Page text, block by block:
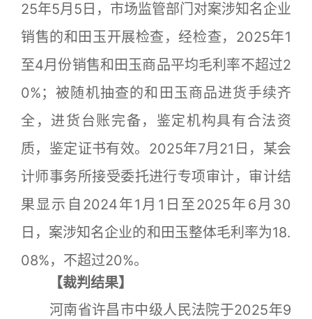
25年5月5日，市场监管部门对案涉知名企业
销售的和田玉开展检查，经检查，2025年1
至4月份销售和田玉商品平均毛利率不超过2
0%；被随机抽查的和田玉商品进货手续齐
全，进货台账完备，鉴定机构具有合法资
质，鉴定证书有效。2025年7月21日，某会
计师事务所接受委托进行专项审计，审计结
果显示自2024年1月1日至2025年6月30
日，案涉知名企业的和田玉整体毛利率为18.
08%，不超过20%。
【裁判结果】
河南省许昌市中级人民法院于2025年9